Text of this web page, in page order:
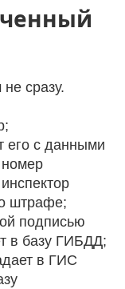
сразу.
его с данными
штрафе;
подписью
в базу ГИБДД;
в ГИС